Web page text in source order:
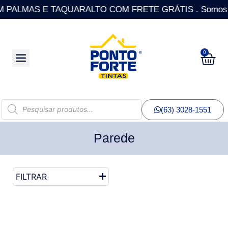
PALMAS E TAQUARALTO COM FRETE GRÁTIS .
0
(63) 3028-1551
Parede
FILTRAR